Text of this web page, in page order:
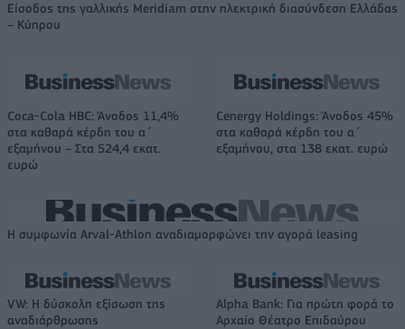
Είσοδος της γαλλικής Meridiam στην ηλεκτρική διασύνδεση Ελλάδας
– Κύπρου
Coca-Cola HBC: Άνοδος 11,4%
στα καθαρά κέρδη του α΄
εξαμήνου – Στα 524,4 εκατ.
ευρώ
Cenergy Holdings: Άνοδος 45%
στα καθαρά κέρδη του α΄
εξαμήνου, στα 138 εκατ. ευρώ
Η συμφωνία Arval-Athlon αναδιαμορφώνει την αγορά leasing
VW: Η δύσκολη εξίσωση της
αναδιάρθρωσης
Alpha Bank: Για πρώτη φορά το
Αρχαίο Θέατρο Επιδαύρου